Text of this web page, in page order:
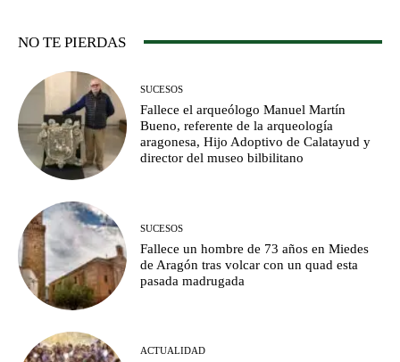
NO TE PIERDAS
SUCESOS
Fallece el arqueólogo Manuel Martín
Bueno, referente de la arqueología
aragonesa, Hijo Adoptivo de Calatayud y
director del museo bilbilitano
SUCESOS
Fallece un hombre de 73 años en Miedes
de Aragón tras volcar con un quad esta
pasada madrugada
ACTUALIDAD